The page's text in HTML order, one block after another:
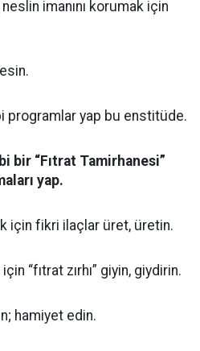
neslin imanını korumak için
programlar yap bu enstitüde.
bir “Fıtrat Tamirhanesi”
yap.
için fikri ilaçlar üret, üretin.
“fıtrat zırhı” giyin, giydirin.
hamiyet edin.